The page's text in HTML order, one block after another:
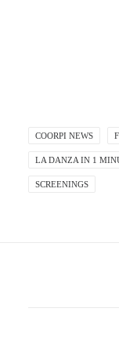
COORPI NEWS
LA DANZA IN 1
SCREENINGS